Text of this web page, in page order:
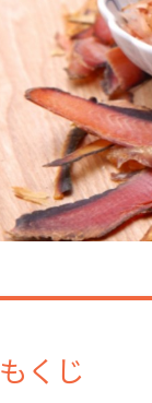
もくじ